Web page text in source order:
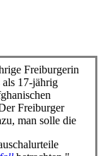
Freiburgerin
17-jährig
Freiburger
man solle die